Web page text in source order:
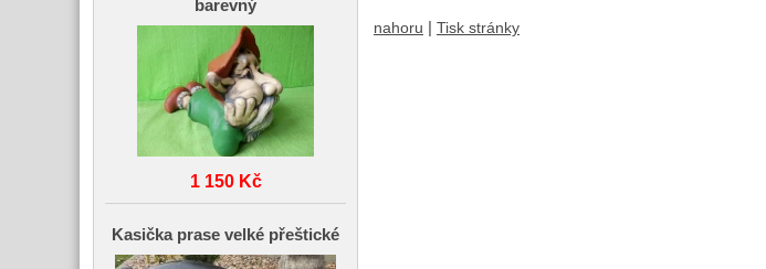
nahoru Tisk stránky
barevný
1 150 Kč
Kasička prase velké přeštické